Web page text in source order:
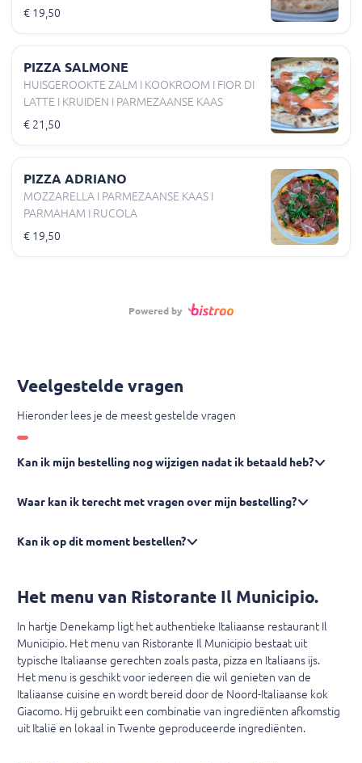
€ 19,50
PIZZA SALMONE
HUISGEROOKTE ZALM I KOOKROOM I FIOR DI
LATTE I KRUIDEN I PARMEZAANSE KAAS
€ 21,50
PIZZA ADRIANO
MOZZARELLA I PARMEZAANSE KAAS I
PARMAHAM I RUCOLA
€ 19,50
Powered by
Veelgestelde vragen
Hieronder lees je de meest gestelde vragen
Kan ik mijn bestelling nog wijzigen nadat ik betaald heb?
Waar kan ik terecht met vragen over mijn bestelling?
Kan ik op dit moment bestellen?
Het menu van Ristorante Il Municipio.
In hartje Denekamp ligt het authentieke Italiaanse restaurant Il
Municipio. Het menu van Ristorante Il Municipio bestaat uit
typische Italiaanse gerechten zoals pasta, pizza en Italiaans ijs.
Het menu is geschikt voor iedereen die wil genieten van de
Italiaanse cuisine en wordt bereid door de Noord-Italiaanse kok
Giacomo. Hij gebruikt een combinatie van ingrediënten afkomstig
uit Italië en lokaal in Twente geproduceerde ingrediënten.